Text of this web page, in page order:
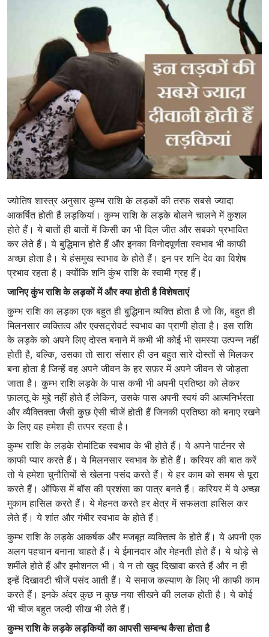
ज्योतिष शास्त्र अनुसार कुम्भ राशि के लड़कों की तरफ सबसे ज्यादा
आकर्षित होती हैं लड़कियां। कुम्भ राशि के लड़के बोलने चालने में कुशल
होते हैं। ये बातों ही बातों में किसी का भी दिल जीत और सबको प्रभावित
कर लेते हैं। ये बुद्धिमान होते हैं और इनकाविनोदपूर्णता स्वभाव भी काफी
अच्छा होता है। ये हंसमुख स्वभाव के होते हैं। इन पर शनि देव का विशेष
प्रभाव रहता है। क्योंकि शनि कुंभ राशि के स्वामी ग्रह हैं।
जानिए कुंभ राशि के लड़कों में और क्या होती है विशेषताएं
कुम्भ राशि का लड़का एक बहुत ही बुद्धिमान व्यक्ति होता है जो कि, बहुत ही
मिलनसार व्यक्तित्व और एक्सट्रोवर्ट स्वभाव का प्राणी होता है। इस राशि
के लड़के को अपने लिए दोस्त बनाने में कभी भी कोई भी समस्या उत्पन्न नहीं
होती है, बल्कि, उसका तो सारा संसार ही उन बहुत सारे दोस्तों से मिलकर
बना होता है जिन्हें वह अपने जीवन के हर सफ़र में अपने जीवन से जोड़ता
जाता है। कुम्भ राशि लड़के के पास कभी भी अपनी प्रतिष्ठा को लेकर
फ़ालतू के मुद्दे नहीं होते हैं लेकिन, उसके पास अपनी स्वयं की आत्मनिर्भरता
और व्यैक्तिक्ता जैसी कुछ ऐसी चीजें होती हैं जिनकी प्रतिष्ठा को बनाए रखने
के लिए वह हमेशा ही तत्पर रहता है।
कुम्भ राशि के लड़के रोमांटिक स्वभाव के भी होते हैं। ये अपने पार्टनर से
काफी प्यार करते हैं। ये मिलनसार स्वभाव के होते हैं। करियर की बात करें
तो ये हमेशा चुनौतियों से खेलना पसंद करते हैं। ये हर काम को समय से पूरा
करते हैं। ऑफिस में बॉस की प्रशंसा का पात्र बनते हैं। करियर में ये अच्छा
मुकाम हासिल करते हैं। ये मेहनत करते हर क्षेत्र में सफलता हासिल कर
लेते हैं। ये शांत और गंभीर स्वभाव के होते हैं।
कुम्भ राशि के लड़के आकर्षक और मजबूत व्यक्तित्व के होते हैं। ये अपनी एक
अलग पहचान बनाना चाहते हैं। ये ईमानदार और मेहनती होते हैं। ये थोड़े से
शर्मीले होते हैं और इमोशनल भी। ये न तो खुद दिखावा करते हैं और न ही
इन्हें दिखावटी चीजें पसंद आती हैं। ये समाज कल्याण के लिए भी काफी काम
करते हैं। इनके अंदर कुछ न कुछ नया सीखने की ललक होती है। ये कोई
भी चीज बहुत जल्दी सीख भी लेते हैं।
कुम्भ राशि के लड़के लड़कियों का आपसी सम्बन्ध कैसा होता है